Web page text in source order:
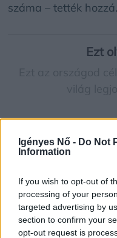
Igényes Nő - Do Not
Information
If you wish to opt-out of
processing of your
targeted advertising by
section to confirm your
opt-out request is
száma – tették hozzá.
Ezt
Ide utazz, ha
európai
mérséklődtek az
előző évhez képest.